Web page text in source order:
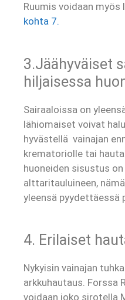
Ruumis voidaan
kohta 7.
3.Jäähyväiset
hiljaisessa
Sairaaloissa on
lähiomaiset voivat
hyvästellä vainajan
krematoriolle tai
huoneiden sisustus
alttaritauluineen,
yleensä pyydettäessä
4. Erilaiset
Nykyisin vainajan
arkkuhautaus. Forssa
voidaan joko sirotella